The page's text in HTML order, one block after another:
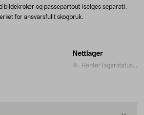
Nettlager
Henter lagerstatus...
bildekroker og passepartout (selges separat).
for ansvarsfullt skogbruk.